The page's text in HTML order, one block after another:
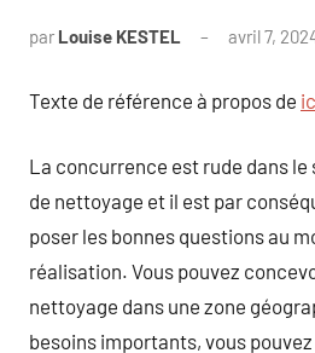
par Louise KESTEL avril 7,
Texte de référence à propos de
La concurrence est rude dans
de nettoyage et il est par
poser les bonnes questions au
réalisation. Vous pouvez
nettoyage dans une zone
besoins importants, vous